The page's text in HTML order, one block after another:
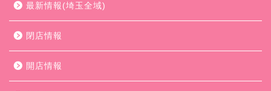
最新情報(埼玉全域)
閉店情報
開店情報